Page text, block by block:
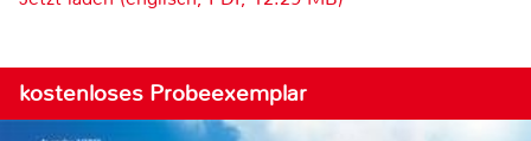
kostenloses Probeexemplar